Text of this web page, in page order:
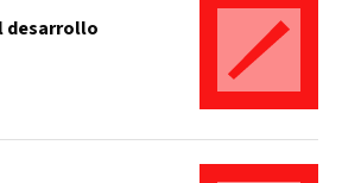
desarrollo